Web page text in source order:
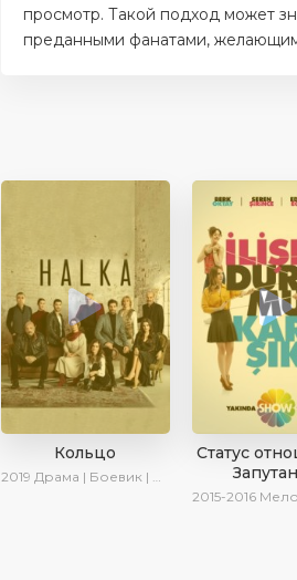
просмотр. Такой подход может
преданными фанатами,
Кольцо
2019 Драма | Боевик | Криминал
Статус
2015-2016